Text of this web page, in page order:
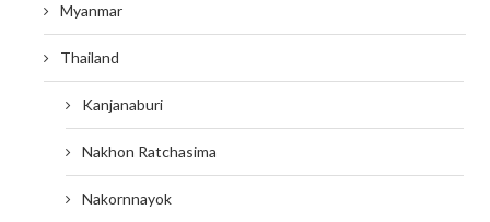
Myanmar
Thailand
Kanjanaburi
Nakhon Ratchasima
Nakornnayok